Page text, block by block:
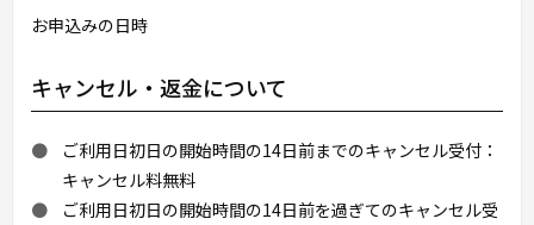
お申込みの日時
キャンセル・返金について
ご利用日初日の開始時間の14日前までのキャンセル受付：
キャンセル料無料
ご利用日初日の開始時間の14日前を過ぎてのキャンセル受